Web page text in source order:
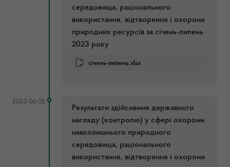
середовища, раціонального
використання, відтворення і охорони
природних ресурсів за січень-липень
2023 року
січень-липень.xlsx
2023-06-05
Результати здійснення державного
нагляду (контролю) у сфері охорони
навколишнього природного
середовища, раціонального
використання, відтворення і охорони